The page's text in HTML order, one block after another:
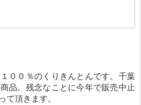
００％のくりきんとんです。千葉
品。残念なことに今年で販売中止
頂きます。